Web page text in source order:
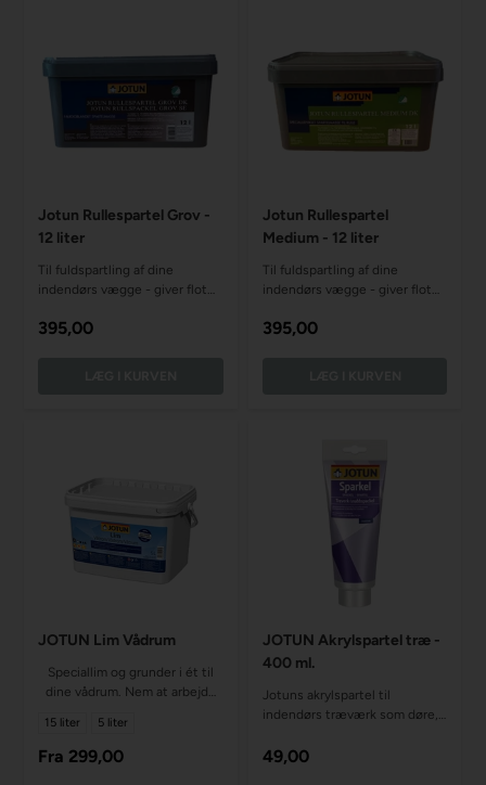
Jotun Rullespartel Grov -
12 liter
Til fuldspartling af dine
indendørs vægge - giver flot
395,00
Jotun Rullespartel
Medium - 12 liter
Til fuldspartling af dine
indendørs vægge - giver flot
395,00
JOTUN Lim Vådrum
Speciallim og grunder i ét til
dine vådrum. Nem at arbejde
15 liter 5 liter
Fra 299,00
JOTUN Akrylspartel træ -
400 ml.
Jotuns akrylspartel til
indendørs træværk som døre,
49,00